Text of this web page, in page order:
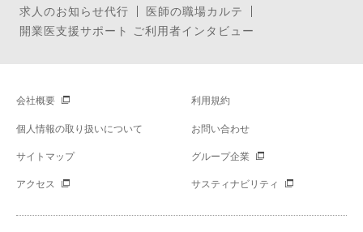
求人のお知らせ代行
医師の職場カルテ
開業医支援サポート ご利用者インタビュー
会社概要 利用規約
個人情報の取り扱いについて お問い合わせ
サイトマップ グループ企業
アクセス サスティナビリティ